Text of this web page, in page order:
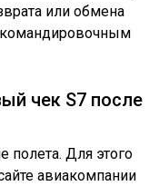
или обмена
командировочным
чек S7 после
полета. Для этого
авиакомпании